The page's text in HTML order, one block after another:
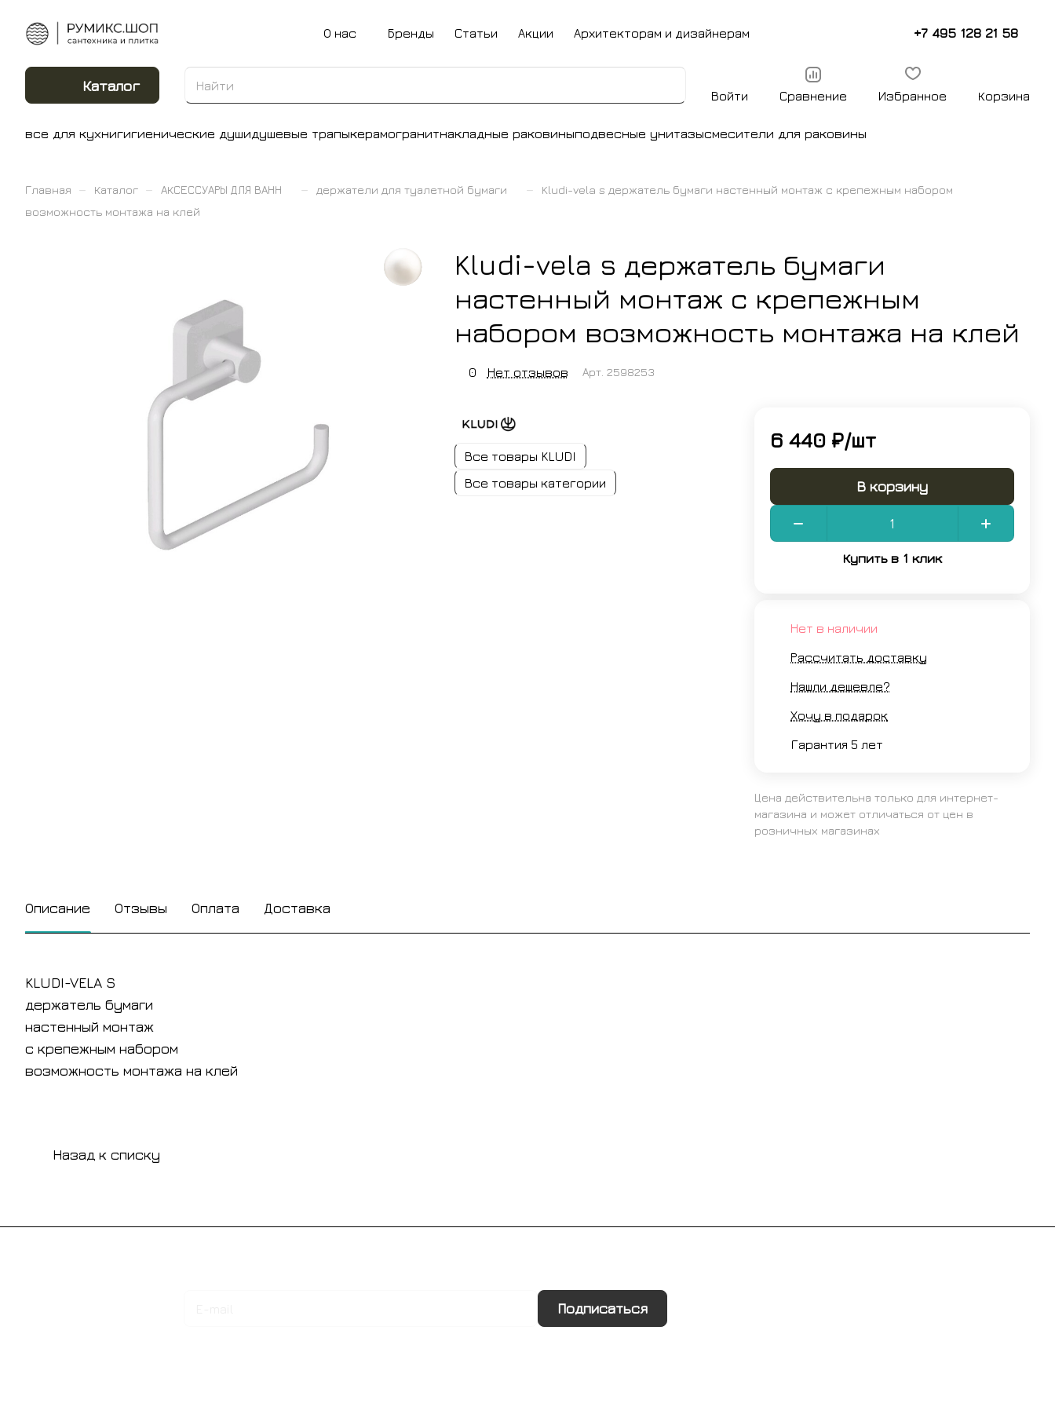
О нас Бренды Статьи Акции Архитекторам и дизайнерам +7 495 128 21 58
Каталог
Войти Сравнение Избранное Корзина
все для кухнигигиенические душидушевые трапыкерамогранитнакладные раковиныподвесные унитазысмесители для раковины
Главная – Каталог – АКСЕССУАРЫ ДЛЯ ВАНН – держатели для туалетной бумаги –
Kludi-vela s держатель бумаги настенный монтаж с крепежным набором
возможность монтажа на клей
Kludi-vela s держатель бумаги
настенный монтаж с крепежным
набором возможность монтажа на клей
0 Нет отзывов Арт. 2598253
Все товары KLUDI
Все товары категории
6 440 ₽/шт
В корзину
Купить в 1 клик
Нет в наличии
Рассчитать доставку
Нашли дешевле?
Хочу в подарок
Гарантия 5 лет
Цена действительна только для интернет-
магазина и может отличаться от цен в
розничных магазинах
Описание Отзывы Оплата Доставка
KLUDI-VELA S
держатель бумаги
настенный монтаж
с крепежным набором
возможность монтажа на клей
Назад к списку
Подписаться